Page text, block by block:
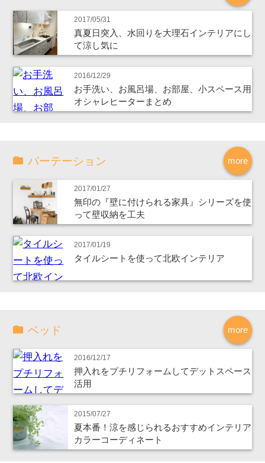
2017/05/31
真夏日突入、水回りを大理石インテリアにし
て涼し気に
2016/12/29
お手洗い、お風呂場、お部屋、小スペース用
オシャレヒーターまとめ
more
パーテーション
2017/01/27
無印の『壁に付けられる家具』シリーズを使
って壁収納を工夫
2017/01/19
タイルシートを使って北欧インテリア
more
ベッド
2016/12/17
押入れをプチリフォームしてデットスペース
活用
2015/07/27
夏本番！涼を感じられるおすすめインテリア
カラーコーディネート